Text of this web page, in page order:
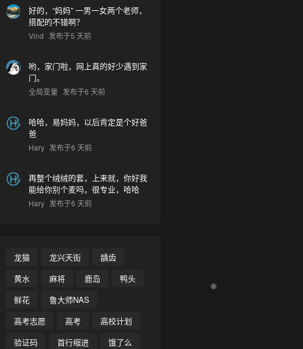
好的，“妈妈” 一男一女两个老师，
搭配的不错啊？
Vind 发布于5 天前
哟，家门啦，网上真的好少遇到家
门。
全局变量 发布于6 天前
哈哈，易妈妈，以后肯定是个好爸
爸
Hary 发布于6 天前
再整个绒绒的套，上来就，你好我
能给你别个麦吗，很专业，哈哈
Hary 发布于6 天前
龙猫 龙兴天街
龋齿
黄水
麻将 鹿岛
鸭头
鲜花
鲁大师NAS
高考志愿
高考
高校计划
验证码
首行缩进 饿了么